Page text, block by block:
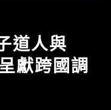
道人與
獻跨國調